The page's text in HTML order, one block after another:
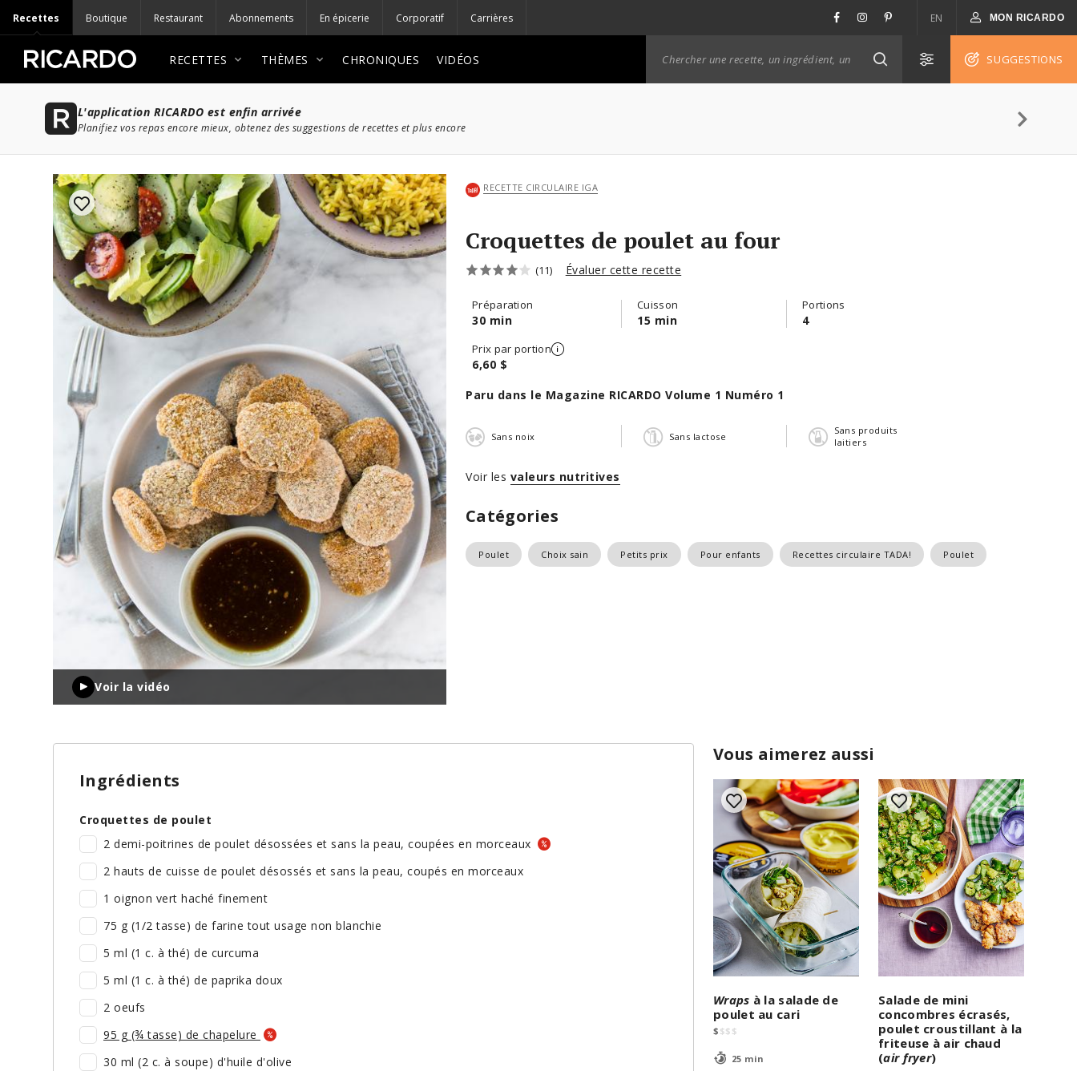
Recettes Boutique Restaurant Abonnements En épicerie Corporatif Carrières EN MON RICARDO
RECETTES THÈMES CHRONIQUES VIDÉOS SUGGESTIONS
L'application RICARDO est enfin arrivée
Planifiez vos repas encore mieux, obtenez des suggestions de recettes et plus encore
Voir la vidéo
RECETTE CIRCULAIRE IGA
Croquettes de poulet au four
(11) Évaluer cette recette
Préparation
30 min
Cuisson
15 min
Portions
4
Prix par portion
6,60 $
Paru dans le Magazine RICARDO Volume 1 Numéro 1
Sans noix Sans lactose
Sans produits
laitiers
Voir les valeurs nutritives
Catégories
Poulet Choix sain Petits prix Pour enfants Recettes circulaire TADA! Poulet
Vous aimerez aussi
Wraps à la salade de
poulet au cari
$ $$ $
25 min
Salade de mini
concombres écrasés,
poulet croustillant à la
friteuse à air chaud
(air fryer)
Ingrédients
Croquettes de poulet
2 demi-poitrines de poulet désossées et sans la peau, coupées en morceaux
2 hauts de cuisse de poulet désossés et sans la peau, coupés en morceaux
1 oignon vert haché finement
75 g (1/2 tasse) de farine tout usage non blanchie
5 ml (1 c. à thé) de curcuma
5 ml (1 c. à thé) de paprika doux
2 oeufs
95 g (¾ tasse) de chapelure
30 ml (2 c. à soupe) d'huile d'olive